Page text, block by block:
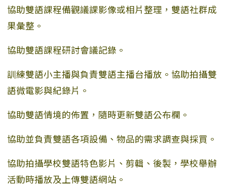
協助雙語課程備觀議課影像或相片整理，雙語社群成
果彙整。
協助雙語課程研討會議記錄。
訓練雙語小主播與負責雙語主播台播放。協助拍攝雙
語微電影與紀錄片。
協助雙語情境的佈置，隨時更新雙語公布欄。
協助並負責雙語各項設備、物品的需求調查與採買。
協助拍攝學校雙語特色影片、剪輯、後製，學校舉辦
活動時播放及上傳雙語網站。